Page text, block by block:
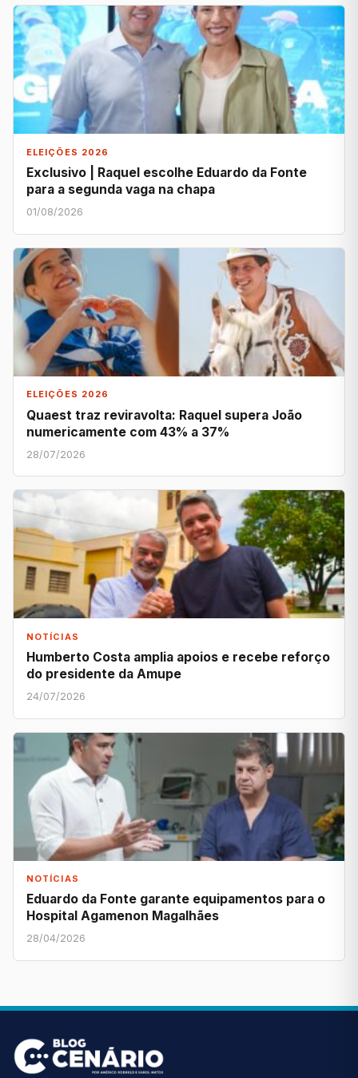
ELEIÇÕES 2026
Exclusivo | Raquel escolhe Eduardo da Fonte
para a segunda vaga na chapa
01/08/2026
ELEIÇÕES 2026
Quaest traz reviravolta: Raquel supera João
numericamente com 43% a 37%
28/07/2026
NOTÍCIAS
Humberto Costa amplia apoios e recebe reforço
do presidente da Amupe
24/07/2026
NOTÍCIAS
Eduardo da Fonte garante equipamentos para o
Hospital Agamenon Magalhães
28/04/2026